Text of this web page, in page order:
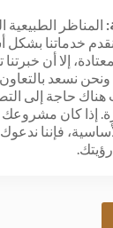
المناظر الطبيعية
نقدم خدماتنا
إلا أن
ونحن نسعد
هناك حاجة إلى
إذا كان
فإننا ندعوك